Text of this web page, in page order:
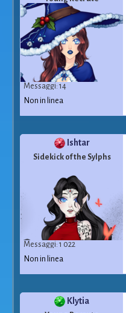
Messaggi: 14
Non in linea
Ishtar
Sidekick of the Sylphs
Messaggi: 1 022
Non in linea
Klytia